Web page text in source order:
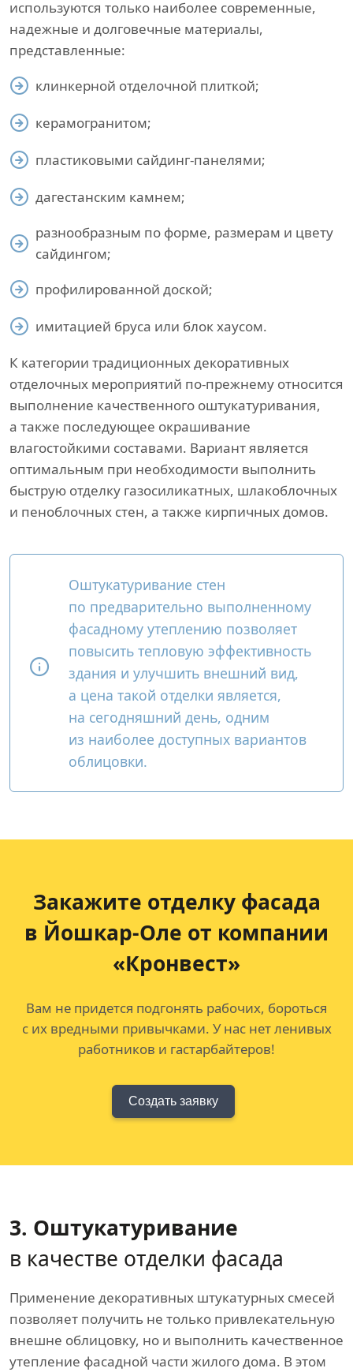
используются только наиболее современные,
надежные и долговечные материалы,
представленные:
клинкерной отделочной плиткой;
керамогранитом;
пластиковыми сайдинг-панелями;
дагестанским камнем;
разнообразным по форме, размерам и цвету
сайдингом;
профилированной доской;
имитацией бруса или блок хаусом.
К категории традиционных декоративных
отделочных мероприятий по-прежнему относится
выполнение качественного оштукатуривания,
а также последующее окрашивание
влагостойкими составами. Вариант является
оптимальным при необходимости выполнить
быструю отделку газосиликатных, шлакоблочных
и пеноблочных стен, а также кирпичных домов.
Оштукатуривание стен
по предварительно выполненному
фасадному утеплению позволяет
повысить тепловую эффективность
здания и улучшить внешний вид,
а цена такой отделки является,
на сегодняшний день, одним
из наиболее доступных вариантов
облицовки.
Закажите отделку фасада
в Йошкар-Оле от компании
«Кронвест»
Вам не придется подгонять рабочих, бороться
с их вредными привычками. У нас нет ленивых
работников и гастарбайтеров!
Создать заявку
3. Оштукатуривание
в качестве отделки фасада
Применение декоративных штукатурных смесей
позволяет получить не только привлекательную
внешне облицовку, но и выполнить качественное
утепление фасадной части жилого дома. В этом